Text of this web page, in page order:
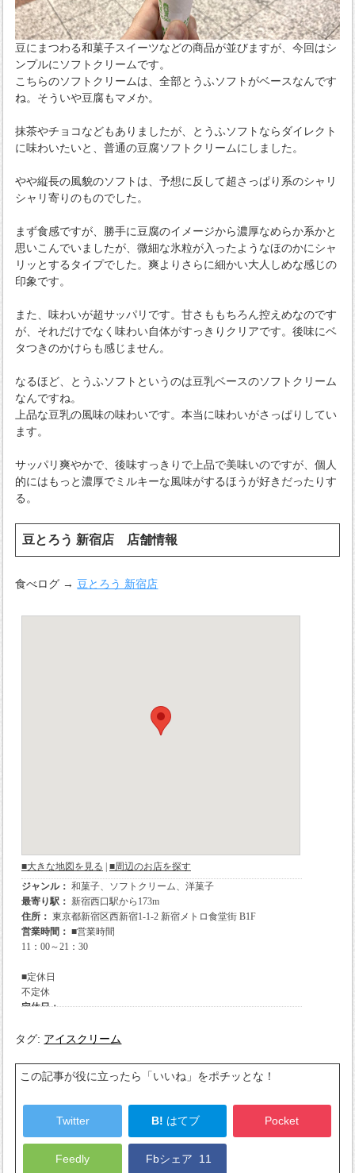
豆にまつわる和菓子スイーツなどの商品が並びますが、今回はシ
ンプルにソフトクリームです。
こちらのソフトクリームは、全部とうふソフトがベースなんです
ね。そういや豆腐もマメか。
抹茶やチョコなどもありましたが、とうふソフトならダイレクト
に味わいたいと、普通の豆腐ソフトクリームにしました。
やや縦長の風貌のソフトは、予想に反して超さっぱり系のシャリ
シャリ寄りのものでした。
まず食感ですが、勝手に豆腐のイメージから濃厚なめらか系かと
思いこんでいましたが、微細な氷粒が入ったようなほのかにシャ
リッとするタイプでした。爽よりさらに細かい大人しめな感じの
印象です。
また、味わいが超サッパリです。甘さももちろん控えめなのです
が、それだけでなく味わい自体がすっきりクリアです。後味にベ
タつきのかけらも感じません。
なるほど、とうふソフトというのは豆乳ベースのソフトクリーム
なんですね。
上品な豆乳の風味の味わいです。本当に味わいがさっぱりしてい
ます。
サッパリ爽やかで、後味すっきりで上品で美味いのですが、個人
的にはもっと濃厚でミルキーな風味がするほうが好きだったりす
る。
豆とろう 新宿店 店舗情報
食べログ → 豆とろう 新宿店
タグ: アイスクリーム
この記事が役に立ったら「いいね」をポチッとな！
Twitter B! はてブ Pocket
Feedly Fbシェア 11